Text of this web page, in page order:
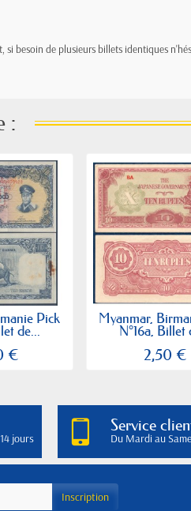
besoin de plusieurs billets identiques
:
Pick
de...
€
Myanmar,
N°16a, Billet
2,50 €
jours
Service
Du Mardi au